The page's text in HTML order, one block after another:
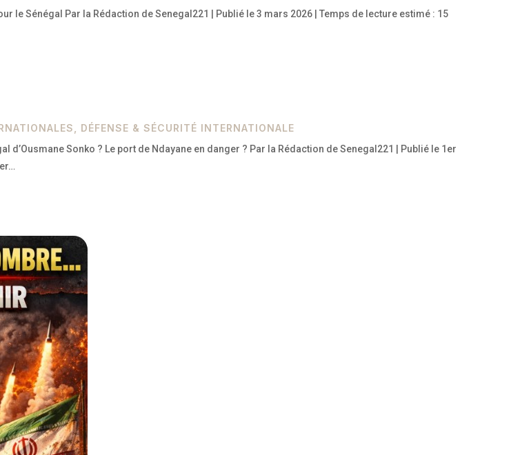
Sénégal Par la Rédaction de Senegal221 | Publié le 3 mars 2026 | Temps de lecture estimé : 15
DÉFENSE & SÉCURITÉ INTERNATIONALE
Sonko ? Le port de Ndayane en danger ? Par la Rédaction de Senegal221 | Publié le 1er